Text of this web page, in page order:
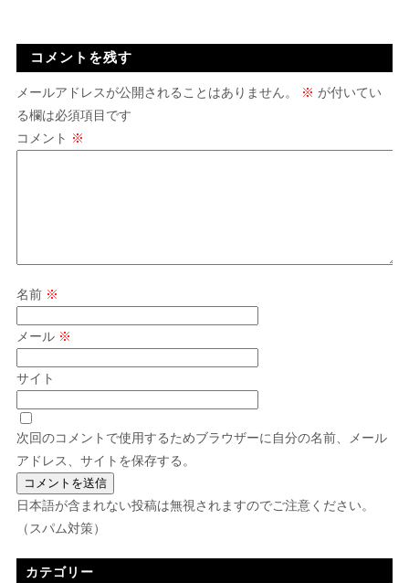
コメントを残す
メールアドレスが公開されることはありません。 ※ が付いてい
る欄は必須項目です
コメント ※
名前 ※
メール ※
サイト
次回のコメントで使用するためブラウザーに自分の名前、メール
アドレス、サイトを保存する。
日本語が含まれない投稿は無視されますのでご注意ください。
（スパム対策）
カテゴリー